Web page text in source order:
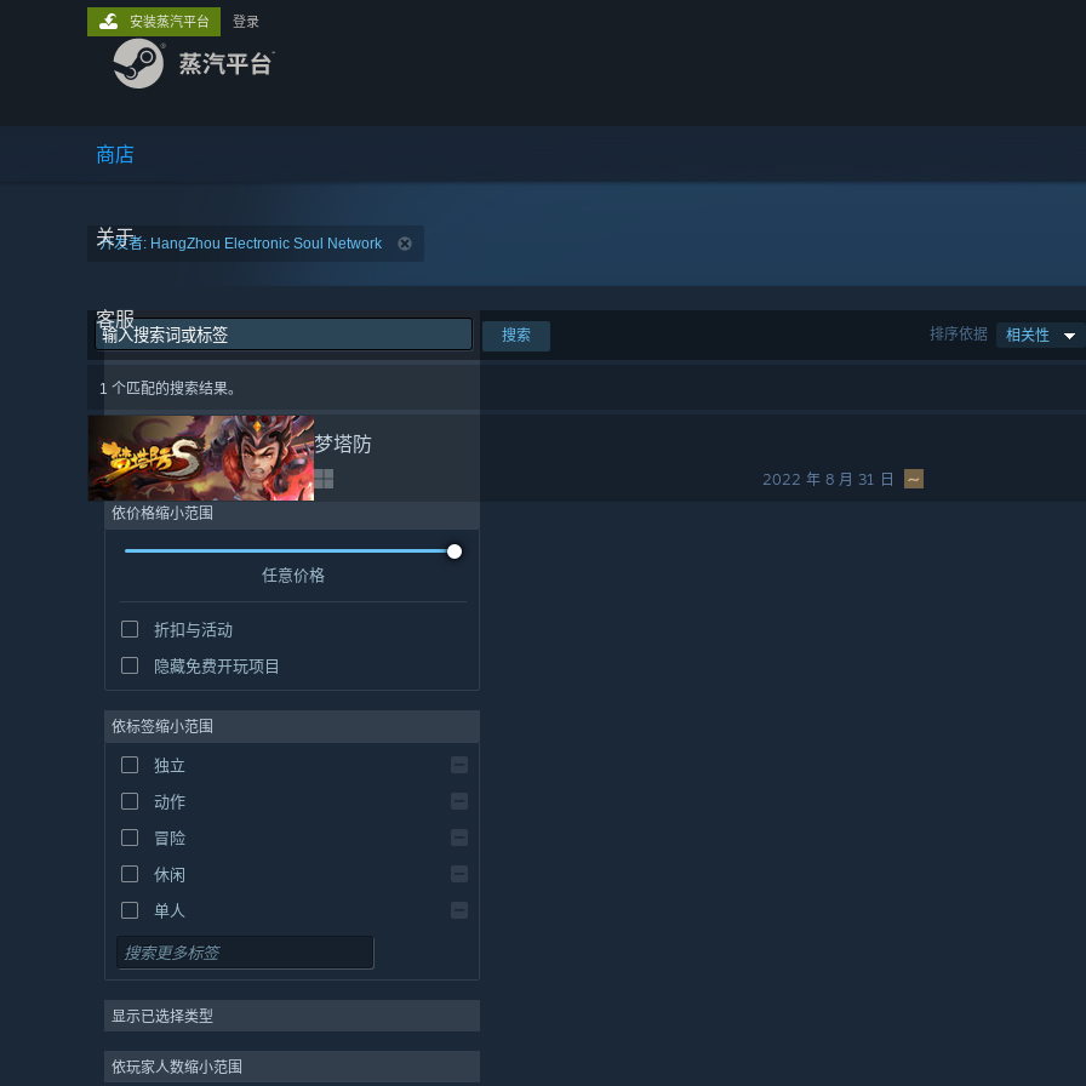
商店
关于
客服
安装蒸汽平台 登录
开发者: HangZhou Electronic Soul Network
排序依据 相关性
搜索
1 个匹配的搜索结果。
梦塔防
2022 年 8 月 31 日
依价格缩小范围
任意价格
折扣与活动
隐藏免费开玩项目
依标签缩小范围
独立
动作
冒险
休闲
单人
模拟
策略
2D
显示已选择类型
依玩家人数缩小范围